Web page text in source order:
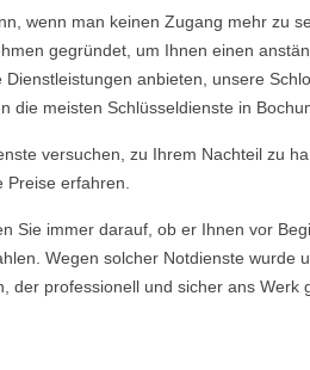
wenn man keinen Zugang mehr zu
gegründet, um Ihnen einen
anbieten, unsere
meisten Schlüsseldienste in
versuchen, zu Ihrem Nachteil zu
erfahren.
Sie immer darauf, ob er Ihnen vor
Wegen solcher Notdienste
der professionell und sicher ans Werk